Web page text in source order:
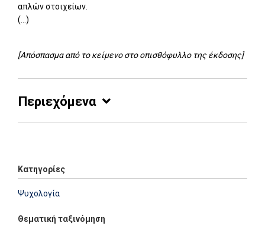
απλών στοιχείων.
(...)
[Απόσπασμα από το κείμενο στο οπισθόφυλλο της έκδοσης]
Περιεχόμενα
Κατηγορίες
Ψυχολογία
Θεματική ταξινόμηση